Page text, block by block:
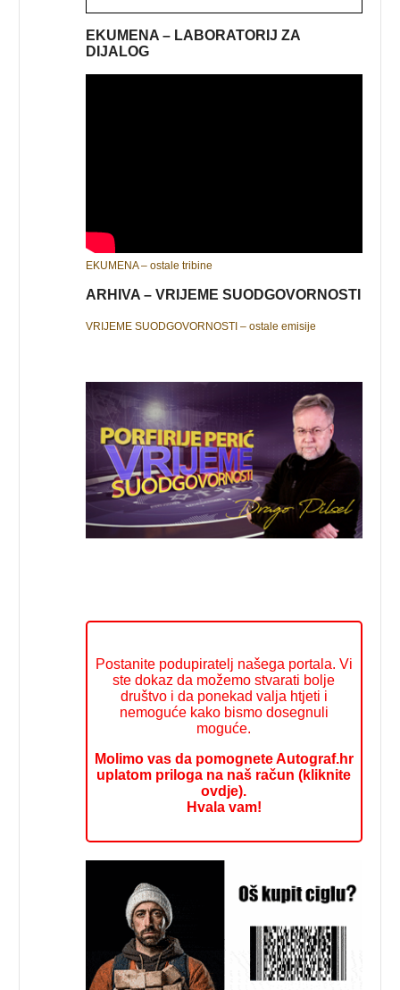
EKUMENA – LABORATORIJ ZA
DIJALOG
EKUMENA – ostale tribine
ARHIVA – VRIJEME SUODGOVORNOSTI
VRIJEME SUODGOVORNOSTI – ostale emisije
Postanite podupiratelj našega portala. Vi
ste dokaz da možemo stvarati bolje
društvo i da ponekad valja htjeti i
nemoguće kako bismo dosegnuli
moguće.
Molimo vas da pomognete Autograf.hr
uplatom priloga na naš račun (kliknite
ovdje).
Hvala vam!